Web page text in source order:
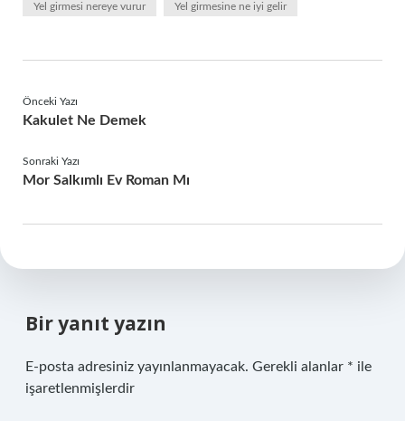
Yel girmesi nereye vurur Yel girmesine ne iyi gelir
Önceki Yazı
Kakulet Ne Demek
Sonraki Yazı
Mor Salkımlı Ev Roman Mı
Bir yanıt yazın
E-posta adresiniz yayınlanmayacak. Gerekli alanlar * ile
işaretlenmişlerdir